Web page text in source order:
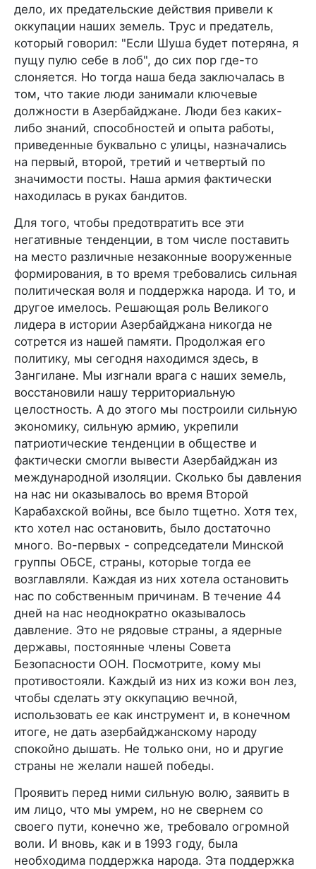
дело, их предательские действия привели к
оккупации наших земель. Трус и предатель,
который говорил: "Если Шуша будет потеряна, я
пущу пулю себе в лоб", до сих пор где-то
слоняется. Но тогда наша беда заключалась в
том, что такие люди занимали ключевые
должности в Азербайджане. Люди без каких-
либо знаний, способностей и опыта работы,
приведенные буквально с улицы, назначались
на первый, второй, третий и четвертый по
значимости посты. Наша армия фактически
находилась в руках бандитов.
Для того, чтобы предотвратить все эти
негативные тенденции, в том числе поставить
на место различные незаконные вооруженные
формирования, в то время требовались сильная
политическая воля и поддержка народа. И то, и
другое имелось. Решающая роль Великого
лидера в истории Азербайджана никогда не
сотрется из нашей памяти. Продолжая его
политику, мы сегодня находимся здесь, в
Зангилане. Мы изгнали врага с наших земель,
восстановили нашу территориальную
целостность. А до этого мы построили сильную
экономику, сильную армию, укрепили
патриотические тенденции в обществе и
фактически смогли вывести Азербайджан из
международной изоляции. Сколько бы давления
на нас ни оказывалось во время Второй
Карабахской войны, все было тщетно. Хотя тех,
кто хотел нас остановить, было достаточно
много. Во-первых - сопредседатели Минской
группы ОБСЕ, страны, которые тогда ее
возглавляли. Каждая из них хотела остановить
нас по собственным причинам. В течение 44
дней на нас неоднократно оказывалось
давление. Это не рядовые страны, а ядерные
державы, постоянные члены Совета
Безопасности ООН. Посмотрите, кому мы
противостояли. Каждый из них из кожи вон лез,
чтобы сделать эту оккупацию вечной,
использовать ее как инструмент и, в конечном
итоге, не дать азербайджанскому народу
спокойно дышать. Не только они, но и другие
страны не желали нашей победы.
Проявить перед ними сильную волю, заявить в
им лицо, что мы умрем, но не свернем со
своего пути, конечно же, требовало огромной
воли. И вновь, как и в 1993 году, была
необходима поддержка народа. Эта поддержка